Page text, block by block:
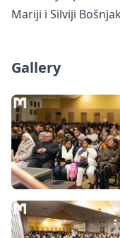
Mariji i Silviji
Gallery